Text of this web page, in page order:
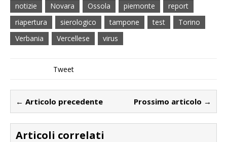
notizie
Novara Ossola piemonte
report
riapertura
sierologico tampone test
Torino
Verbania
Vercellese virus
Tweet
← Articolo precedente Prossimo articolo →
Articoli correlati